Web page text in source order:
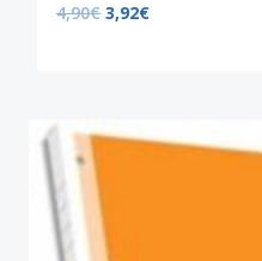
4,90€ 3,92€